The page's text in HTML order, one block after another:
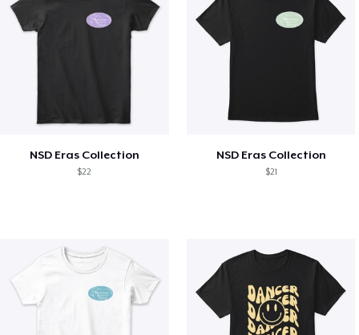
NSD Eras Collection
$22
NSD Eras Collection
$21